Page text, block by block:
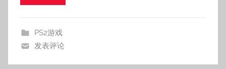
PS2游戏
发表评论